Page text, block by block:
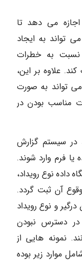
می دهد تا
تواند به ایجاد
نسبت به خطرات
علاوه بر این،
تواند به صورت
مناسب بودن در
در سیستم گزارش
یا فرم وارد شوند.
داده نوع رویداد،
آن ثبت گردد.
و نوع رویداد
دسترس نبودن
نمونه هایی از
موارد زیر بوده